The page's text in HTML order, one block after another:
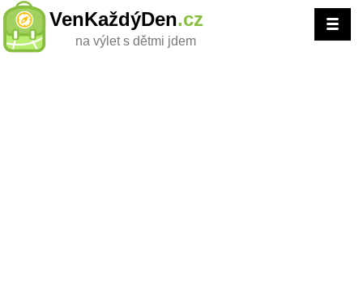
VenKaždýDen.cz
na výlet s dětmi jdem